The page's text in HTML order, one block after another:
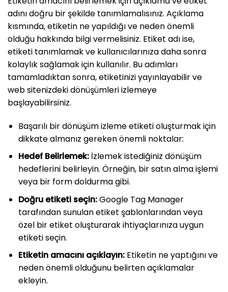
adını doğru bir şekilde tanımlamalısınız. Açıklama
kısmında, etiketin ne yapıldığı ve neden önemli
olduğu hakkında bilgi vermelisiniz. Etiket adı ise,
etiketi tanımlamak ve kullanıcılarınıza daha sonra
kolaylık sağlamak için kullanılır. Bu adımları
tamamladıktan sonra, etiketinizi yayınlayabilir ve
web sitenizdeki dönüşümleri izlemeye
başlayabilirsiniz.
Başarılı bir dönüşüm izleme etiketi oluşturmak için
dikkate almanız gereken önemli noktalar:
Hedef Belirlemek:İzlemek istediğiniz dönüşüm
hedeflerini belirleyin. Örneğin, bir satın alma işlemi
veya bir form doldurma gibi.
Doğru etiketi seçin:Google Tag Manager
tarafından sunulan etiket şablonlarından veya
özel bir etiket oluşturarak ihtiyaçlarınıza uygun
etiketi seçin.
Etiketin amacını açıklayın:Etiketin ne yaptığını ve
neden önemli olduğunu belirten açıklamalar
ekleyin.